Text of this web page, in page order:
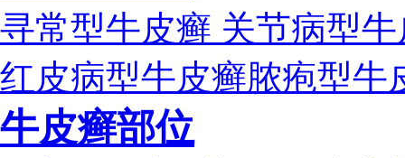
寻常型牛皮癣 关节病型
红皮病型牛皮癣脓疱型牛
牛皮癣部位